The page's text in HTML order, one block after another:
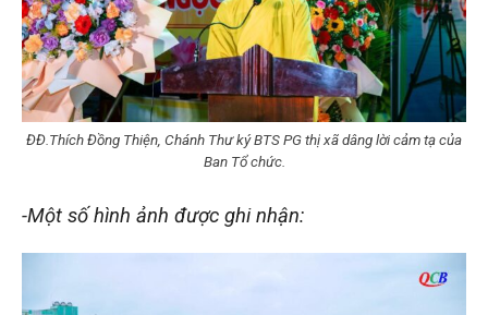
ĐĐ.Thích Đồng Thiện, Chánh Thư ký BTS PG thị xã dâng lời cảm tạ của
Ban Tổ chức.
-Một số hình ảnh được ghi nhận: